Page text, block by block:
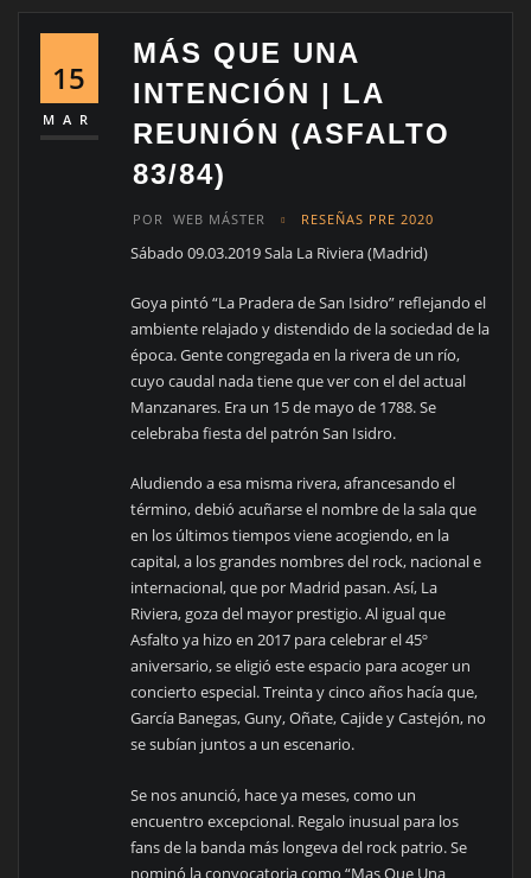
15
MAR
MÁS QUE UNA
INTENCIÓN | LA
REUNIÓN (ASFALTO
83/84)
POR WEB MÁSTER RESEÑAS PRE 2020
Sábado 09.03.2019 Sala La Riviera (Madrid)
Goya pintó “La Pradera de San Isidro” reflejando el
ambiente relajado y distendido de la sociedad de la
época. Gente congregada en la rivera de un río,
cuyo caudal nada tiene que ver con el del actual
Manzanares. Era un 15 de mayo de 1788. Se
celebraba fiesta del patrón San Isidro.
Aludiendo a esa misma rivera, afrancesando el
término, debió acuñarse el nombre de la sala que
en los últimos tiempos viene acogiendo, en la
capital, a los grandes nombres del rock, nacional e
internacional, que por Madrid pasan. Así, La
Riviera, goza del mayor prestigio. Al igual que
Asfalto ya hizo en 2017 para celebrar el 45º
aniversario, se eligió este espacio para acoger un
concierto especial. Treinta y cinco años hacía que,
García Banegas, Guny, Oñate, Cajide y Castejón, no
se subían juntos a un escenario.
Se nos anunció, hace ya meses, como un
encuentro excepcional. Regalo inusual para los
fans de la banda más longeva del rock patrio. Se
nominó la convocatoria como “Mas Que Una